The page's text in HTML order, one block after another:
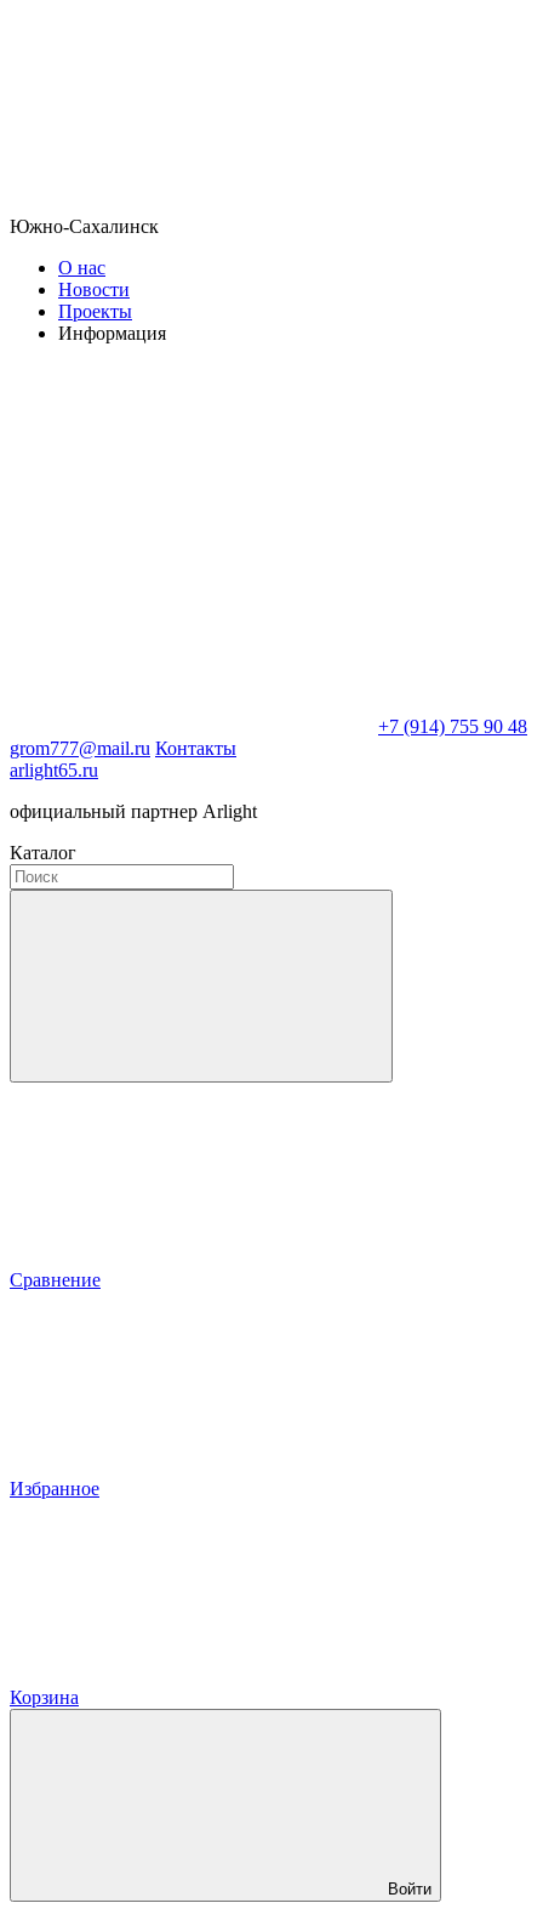
Южно-Сахалинск
О нас
Новости
Проекты
Информация
+7 (914) 755 90 48
grom777@mail.ru Контакты
arlight65.ru
официальный партнер Arlight
Каталог
Сравнение
Избранное
Корзина
Войти